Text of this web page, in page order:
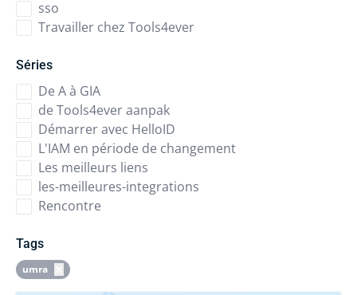
sso
Travailler chez Tools4ever
Séries
De A à GIA
de Tools4ever aanpak
Démarrer avec HelloID
L'IAM en période de changement
Les meilleurs liens
les-meilleures-integrations
Rencontre
Tags
umra